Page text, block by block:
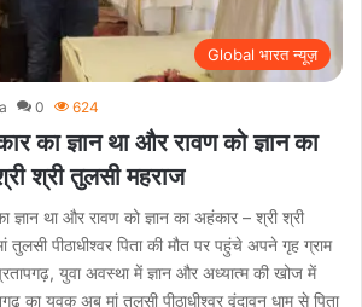
Global भारत न्यूज़
0 624
का ज्ञान था और रावण को ज्ञान का
श्री तुलसी महराज
ज्ञान था और रावण को ज्ञान का अहंकार – श्री श्री
पीठाधीश्वर पिता की मौत पर पहुंचे अपने गृह ग्राम
युवा अवस्था में ज्ञान और अध्यात्म की खोज में
का युवक अब मां तुलसी पीठाधीश्वर वृंदावन धाम से पिता